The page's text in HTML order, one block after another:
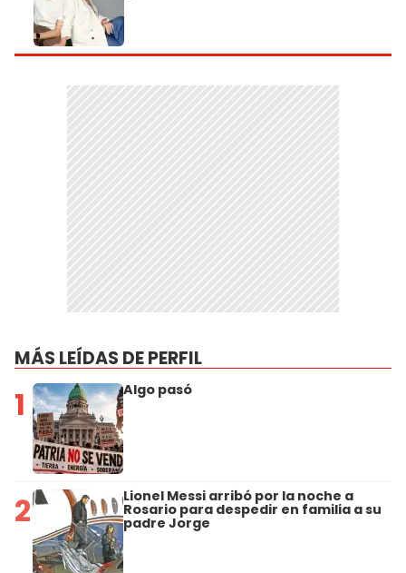
MÁS LEÍDAS DE PERFIL
1 Algo pasó
2 Lionel Messi arribó por la noche a
Rosario para despedir en familia a su
padre Jorge